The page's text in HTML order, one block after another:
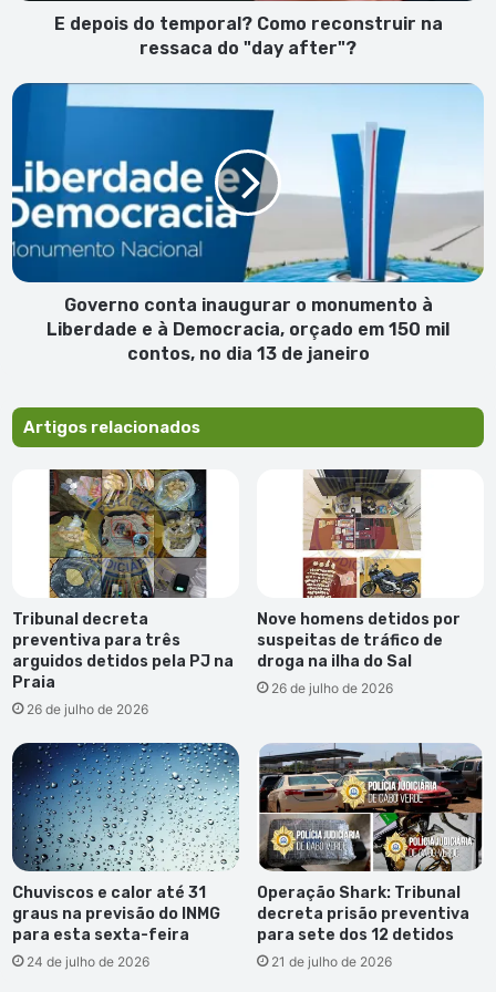
E depois do temporal? Como reconstruir na
ressaca do "day after"?
Governo
monumento
à
Liberdade
e
à
Democracia,
orçado
contos,
no
janeiro
Governo conta inaugurar o monumento à
Liberdade e à Democracia, orçado em 150 mil
contos, no dia 13 de janeiro
Artigos relacionados
Tribunal decreta
preventiva para três
arguidos detidos pela PJ na
Praia
26 de julho de 2026
Nove homens detidos por
suspeitas de tráfico de
droga na ilha do Sal
26 de julho de 2026
Chuviscos e calor até 31
graus na previsão do INMG
para esta sexta-feira
24 de julho de 2026
Operação Shark: Tribunal
decreta prisão preventiva
para sete dos 12 detidos
21 de julho de 2026